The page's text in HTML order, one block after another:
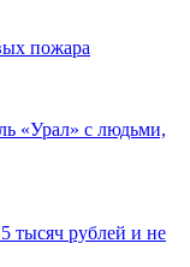
пожара
«Урал» с людьми,
тысяч рублей и не